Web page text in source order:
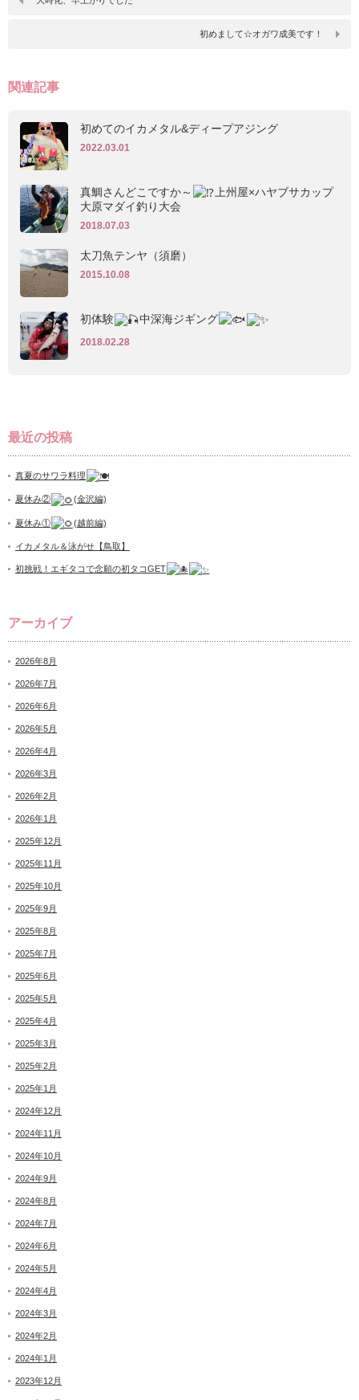
初めまして☆オガワ成美です！
関連記事
初めてのイカメタル&ディープアジング
2022.03.01
真鯛さんどこですか～
上州屋×ハヤブサカップ
大原マダイ釣り大会
2018.07.03
太刀魚テンヤ（須磨）
2015.10.08
初体験 中深海ジギング
2018.02.28
最近の投稿
真夏のサワラ料理
夏休み② (金沢編)
夏休み① (越前編)
イカメタル＆泳がせ【鳥取】
初挑戦！エギタコで念願の初タコGET
アーカイブ
2026年8月
2026年7月
2026年6月
2026年5月
2026年4月
2026年3月
2026年2月
2026年1月
2025年12月
2025年11月
2025年10月
2025年9月
2025年8月
2025年7月
2025年6月
2025年5月
2025年4月
2025年3月
2025年2月
2025年1月
2024年12月
2024年11月
2024年10月
2024年9月
2024年8月
2024年7月
2024年6月
2024年5月
2024年4月
2024年3月
2024年2月
2024年1月
2023年12月